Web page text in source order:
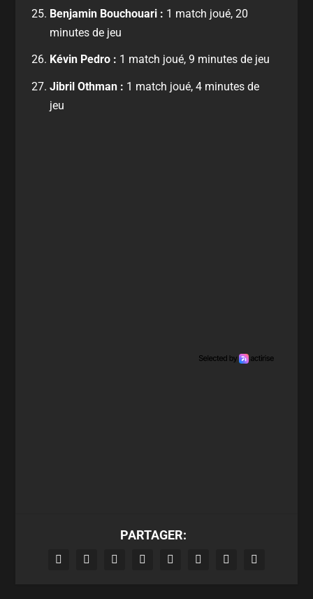
Benjamin Bouchouari : 1 match joué, 20
minutes de jeu
Kévin Pedro : 1 match joué, 9 minutes de jeu
Jibril Othman : 1 match joué, 4 minutes de
jeu
PARTAGER: